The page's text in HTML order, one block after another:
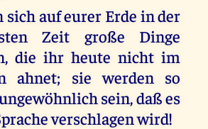
sich auf eurer Erde in der
Zeit große Dinge
die ihr heute nicht im
ahnet; sie werden so
sein, daß es
verschlagen wird!